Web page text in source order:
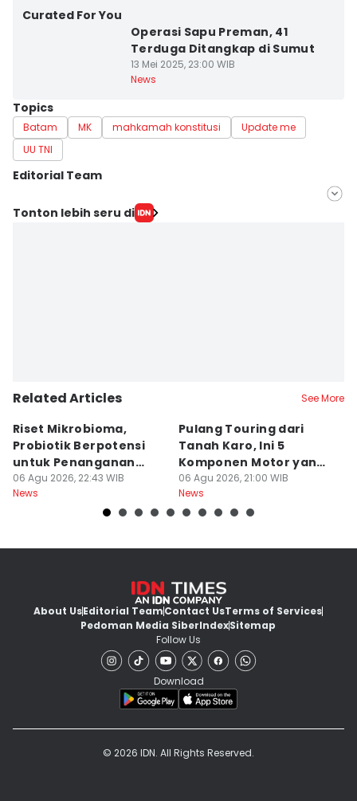
Curated For You
Operasi Sapu Preman, 41
Terduga Ditangkap di Sumut
13 Mei 2025, 23:00 WIB
News
Topics
Batam MK mahkamah konstitusi
Update me
UU TNI
Editorial Team
Editor
Tonton lebih seru di
Related Articles See More
Riset Mikrobioma,
Probiotik Berpotensi
untuk Penanganan
Jerawat
06 Agu 2026, 22:43 WIB
News
Pulang Touring dari
Tanah Karo, Ini 5
Komponen Motor yang
Wajib Dicek
06 Agu 2026, 21:00 WIB
News
About UsEditorial TeamContact UsTerms of Services
Pedoman Media SiberIndexSitemap
Follow Us
Download
© 2026 IDN. All Rights Reserved.